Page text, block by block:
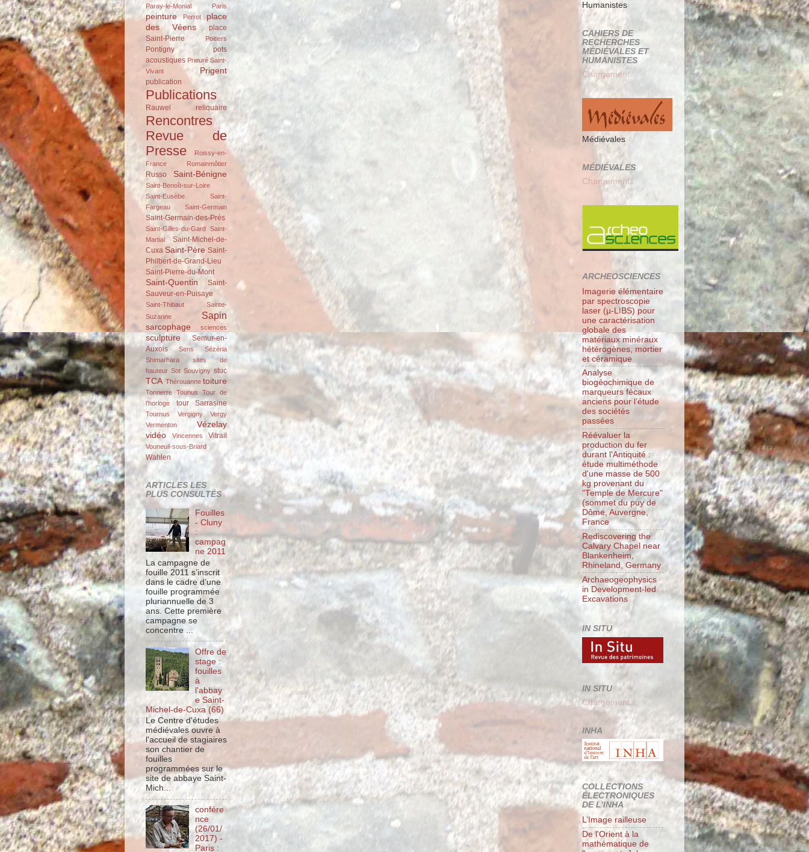
Paray-le-Monial Paris
peinture Perrot
place
des Véens
place
Saint-Pierre
Poitiers
Pontigny
pots
acoustiques Prieuré Saint-
Vivant
Prigent
publication
Publications
Rauwel reliquaire
Rencontres
Revue de
Presse
Roissy-en-
France
Romainmôtier
Russo Saint-Bénigne
Saint-Benoît-sur-Loire
Saint-Eusèbe
Saint-
Fargeau
Saint-Germain
Saint-Germain-des-Prés
Saint-Gilles-du-Gard Saint-
Martial
Saint-Michel-de-
Cuxa Saint-Père Saint-
Philbert-de-Grand-Lieu
Saint-Pierre-du-Mont
Saint-Quentin
Saint-
Sauveur-en-Puisaye
Saint-Thibaut
Sainte-
Suzanne
Sapin
sarcophage sciences
sculpture
Semur-en-
Auxois
Sens
Sézéria
Shimarhara
sites de
hauteur Sot Souvigny stuc
TCA Thérouanne toiture
Tonnerre Tounus Tour de
l'horloge
tour Sarrasine
Tournus Vergigny
Vergy
Vermenton
Vézelay
vidéo
Vincennes Vitrail
Vouneuil-sous-Briard
Wahlen
ARTICLES LES
PLUS CONSULTÉS
Fouilles
- Cluny
:
campag
ne 2011
La campagne de
fouille 2011 s’inscrit
dans le cadre d’une
fouille programmée
pluriannuelle de 3
ans. Cette première
campagne se
concentre ...
Offre de
stage :
fouilles
à
l'abbay
e Saint-
Michel-de-Cuxa (66)
Le Centre d'études
médiévales ouvre à
l'accueil de stagiaires
son chantier de
fouilles
programmées sur le
site de abbaye Saint-
Mich...
confére
nce
(26/01/
2017) -
Paris :
Humanistes
CAHIERS DE
RECHERCHES
MÉDIÉVALES ET
HUMANISTES
Chargement...
Médiévales
MÉDIÉVALES
Chargement...
ARCHEOSCIENCES
Imagerie élémentaire
par spectroscopie
laser (µ-LIBS) pour
une caractérisation
globale des
matériaux minéraux
hétérogènes, mortier
et céramique
Analyse
biogéochimique de
marqueurs fécaux
anciens pour l’étude
des sociétés
passées
Réévaluer la
production du fer
durant l'Antiquité :
étude multiméthode
d'une masse de 500
kg provenant du
"Temple de Mercure"
(sommet du puy de
Dôme, Auvergne,
France
Rediscovering the
Calvary Chapel near
Blankenheim,
Rhineland, Germany
Archaeogeophysics
in Development-led
Excavations
IN SITU
IN SITU
Chargement...
INHA
COLLECTIONS
ÉLECTRONIQUES
DE L’INHA
L’Image railleuse
De l'Orient à la
mathématique de